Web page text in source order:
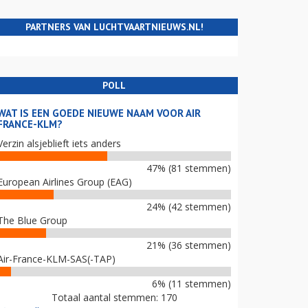
PARTNERS VAN LUCHTVAARTNIEUWS.NL!
POLL
IS EEN GOEDE NIEUWE NAAM VOOR AIR
KLM?
alsjeblieft iets anders
47% (81 stemmen)
Airlines Group (EAG)
24% (42 stemmen)
Blue Group
21% (36 stemmen)
France-KLM-SAS(-TAP)
6% (11 stemmen)
Totaal aantal stemmen: 170